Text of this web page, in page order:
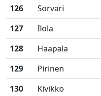
126
Sorvari
127
Ilola
128
Haapala
129
Pirinen
130
Kivikko